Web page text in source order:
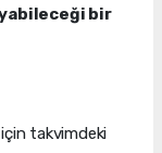
bir
takvimdeki